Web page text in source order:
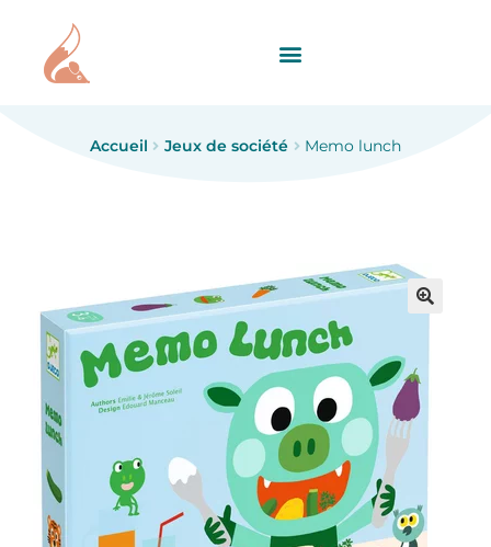
Accueil Jeux de société Memo lunch